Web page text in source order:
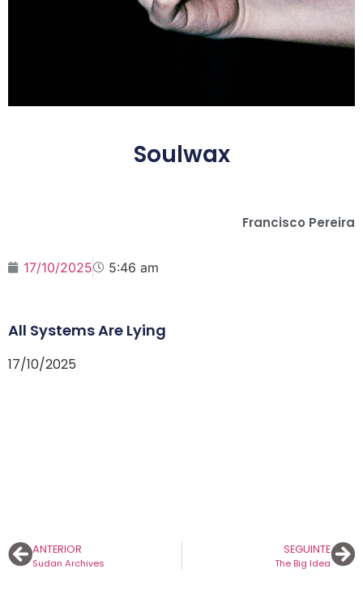
Soulwax
Francisco Pereira
17/10/2025 5:46 am
All Systems Are Lying
17/10/2025
ANTERIOR
Sudan Archives
SEGUINTE
The Big Idea